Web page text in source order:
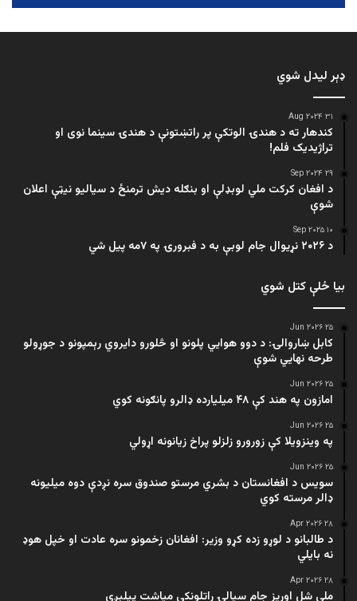
ډېر لیدل شوي
۳۱ Aug ۲۰۲۴
کندهار ته د هندۍ الوتکې پر راتښتونې د هندۍ سینما نوی او
تراژيديک فلم!
۲۹ Sep ۲۰۲۴
د افغان کرکت ملي لوبډلې او بنګله دیش ترمنځ د سیالیو نیټې اعلان
شوې
۱۰ Sep ۲۰۲۵
د ۲۰۲۶ نړیوال جام لوبې به د فبرورۍ په ۷مه پیل شي
بیا ځلې کتل شوي
۲۵ Jun ۲۰۲۶
کابل ښاروالۍ: د دوو هوايي پلونو او څلورو دایروي رېمپونو د جوړولو
طرحه نهایي شوې
۲۵ Jun ۲۰۲۶
امازون په هند کې ۴۸ میلیارده ډالرو پانګونه کوي
۲۵ Jun ۲۰۲۶
په وینزویلا کې زورورو زلزلو پراخ زیانونه اړولي
۲۵ Jun ۲۰۲۶
سویس د افغانستان د بشري مرستو صندوق سره نږدې دوه میلیونه
ډالر مرسته کوي
۲۸ Apr ۲۰۲۶
د طالبانو د لوړو زده کړو وزیر: افغانان زخمونو سره عادت او خپل هوډ
نه بایلي
۲۸ Apr ۲۰۲۶
ملي شل اوریز جام سیالۍ راتلونکې میاشت پیلېږي